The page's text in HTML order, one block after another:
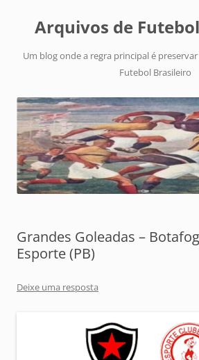
Arquivos de
Um blog onde a regra principal é
Futebol Brasileiro
Grandes Goleadas –
Esporte (PB)
Deixe uma resposta